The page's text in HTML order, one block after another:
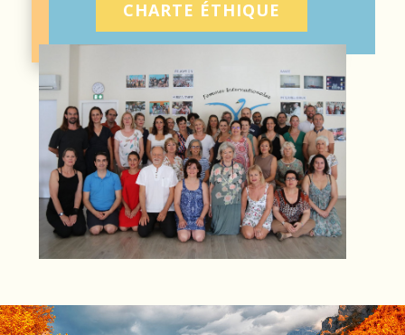
CHARTE ÉTHIQUE